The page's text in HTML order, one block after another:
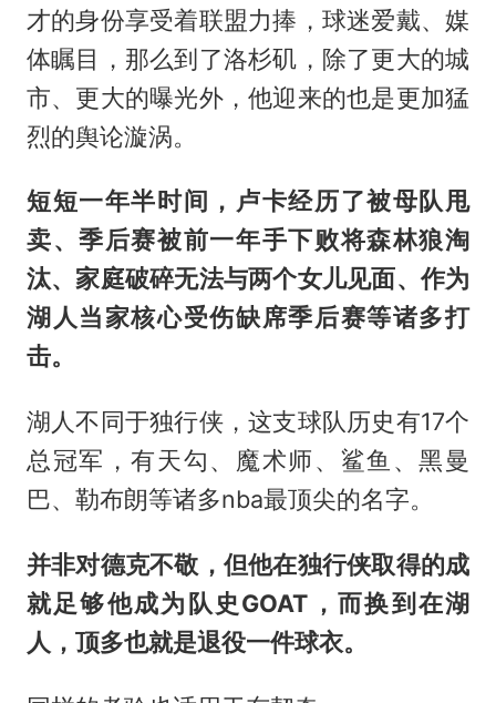
才的身份享受着联盟力捧，球迷爱戴、媒
体瞩目，那么到了洛杉矶，除了更大的城
市、更大的曝光外，他迎来的也是更加猛
烈的舆论漩涡。
短短一年半时间，卢卡经历了被母队甩
卖、季后赛被前一年手下败将森林狼淘
汰、家庭破碎无法与两个女儿见面、作为
湖人当家核心受伤缺席季后赛等诸多打
击。
湖人不同于独行侠，这支球队历史有17个
总冠军，有天勾、魔术师、鲨鱼、黑曼
巴、勒布朗等诸多nba最顶尖的名字。
并非对德克不敬，但他在独行侠取得的成
就足够他成为队史GOAT，而换到在湖
人，顶多也就是退役一件球衣。